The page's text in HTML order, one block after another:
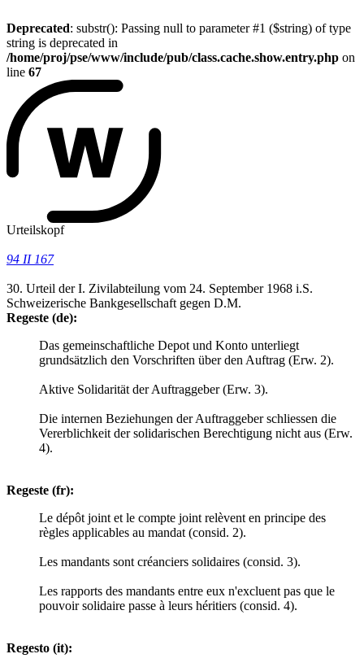
Deprecated: substr(): Passing null to parameter #1 ($string) of type
string is deprecated in
/home/proj/pse/www/include/pub/class.cache.show.entry.php on
line 67
Urteilskopf
94 II 167
30. Urteil der I. Zivilabteilung vom 24. September 1968 i.S.
Schweizerische Bankgesellschaft gegen D.M.
Regeste (de):
Das gemeinschaftliche Depot und Konto unterliegt
grundsätzlich den Vorschriften über den Auftrag (Erw. 2).
Aktive Solidarität der Auftraggeber (Erw. 3).
Die internen Beziehungen der Auftraggeber schliessen die
Vererblichkeit der solidarischen Berechtigung nicht aus (Erw.
4).
Regeste (fr):
Le dépôt joint et le compte joint relèvent en principe des
règles applicables au mandat (consid. 2).
Les mandants sont créanciers solidaires (consid. 3).
Les rapports des mandants entre eux n'excluent pas que le
pouvoir solidaire passe à leurs héritiers (consid. 4).
Regesto (it):